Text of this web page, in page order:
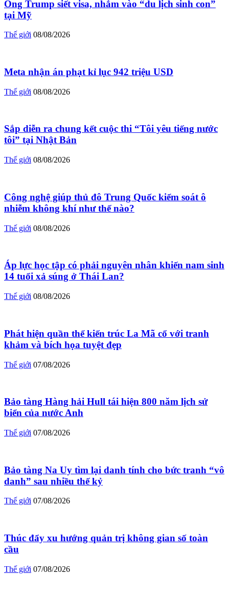
Ông Trump siết visa, nhắm vào “du lịch sinh con”
tại Mỹ
Thế giới 08/08/2026
Meta nhận án phạt kỉ lục 942 triệu USD
Thế giới 08/08/2026
Sắp diễn ra chung kết cuộc thi “Tôi yêu tiếng nước
tôi” tại Nhật Bản
Thế giới 08/08/2026
Công nghệ giúp thủ đô Trung Quốc kiểm soát ô
nhiễm không khí như thế nào?
Thế giới 08/08/2026
Áp lực học tập có phải nguyên nhân khiến nam sinh
14 tuổi xả súng ở Thái Lan?
Thế giới 08/08/2026
Phát hiện quần thể kiến trúc La Mã cổ với tranh
khảm và bích họa tuyệt đẹp
Thế giới 07/08/2026
Bảo tàng Hàng hải Hull tái hiện 800 năm lịch sử
biển của nước Anh
Thế giới 07/08/2026
Bảo tàng Na Uy tìm lại danh tính cho bức tranh “vô
danh” sau nhiều thế kỷ
Thế giới 07/08/2026
Thúc đẩy xu hướng quản trị không gian số toàn
cầu
Thế giới 07/08/2026